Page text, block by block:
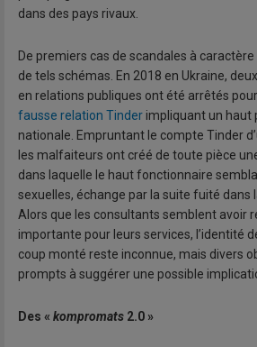
dans des pays rivaux.
De premiers cas de scandales à
de tels schémas. En 2018 en Ukraine,
en relations publiques ont été arrêtés
fausse relation Tinder impliquant un haut
nationale. Empruntant le compte Tinder
les malfaiteurs ont créé de toute pièce
dans laquelle le haut fonctionnaire
sexuelles, échange par la suite fuité dans
Alors que les consultants semblent avoir
importante pour leurs services, l’identité
coup monté reste inconnue, mais divers
prompts à suggérer une possible
Des « kompromats 2.0 »